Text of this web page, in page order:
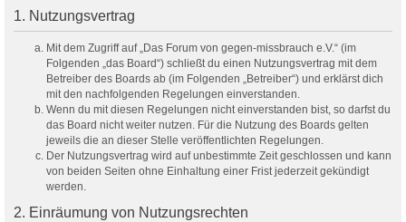
1. Nutzungsvertrag
Mit dem Zugriff auf „Das Forum von gegen-missbrauch e.V.“ (im
Folgenden „das Board“) schließt du einen Nutzungsvertrag mit dem
Betreiber des Boards ab (im Folgenden „Betreiber“) und erklärst dich
mit den nachfolgenden Regelungen einverstanden.
Wenn du mit diesen Regelungen nicht einverstanden bist, so darfst du
das Board nicht weiter nutzen. Für die Nutzung des Boards gelten
jeweils die an dieser Stelle veröffentlichten Regelungen.
Der Nutzungsvertrag wird auf unbestimmte Zeit geschlossen und kann
von beiden Seiten ohne Einhaltung einer Frist jederzeit gekündigt
werden.
2. Einräumung von Nutzungsrechten